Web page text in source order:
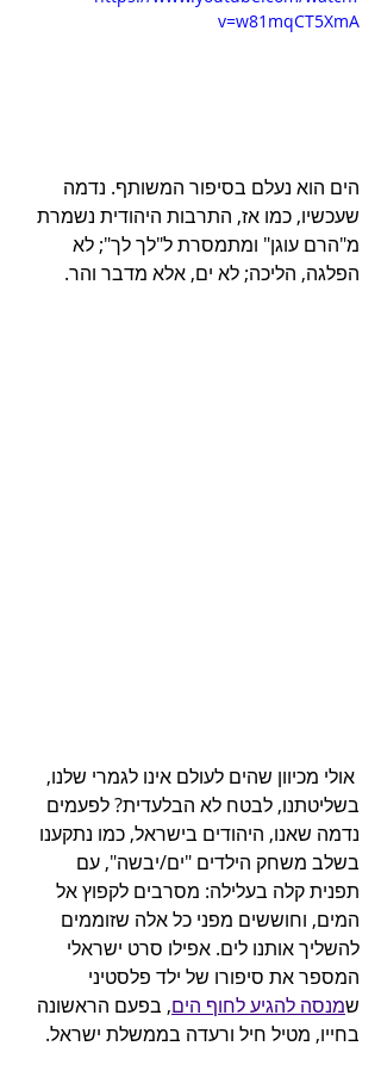
v=w81mqCT5XmA
הים הוא נעלם בסיפור המשותף. נדמה
שעכשיו, כמו אז, התרבות היהודית נשמרת
מ"הרם עוגן" ומתמסרת ל"לך לך"; לא
הפלגה, הליכה; לא ים, אלא מדבר והר.
אולי מכיוון שהים לעולם אינו לגמרי שלנו,
בשליטתנו, לבטח לא הבלעדית? לפעמים
נדמה שאנו, היהודים בישראל, כמו נתקענו
בשלב משחק הילדים "ים/יבשה", עם
תפנית קלה בעלילה: מסרבים לקפוץ אל
המים, וחוששים מפני כל אלה שזוממים
להשליך אותנו לים. אפילו סרט ישראלי
המספר את סיפורו של ילד פלסטיני
שמנסה להגיע לחוף הים, בפעם הראשונה
בחייו, מטיל חיל ורעדה בממשלת ישראל.